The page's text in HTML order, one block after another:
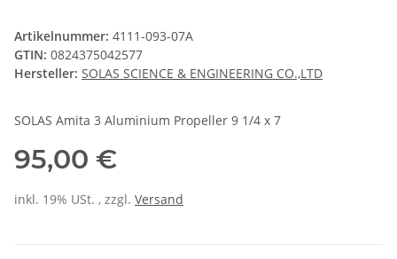
Artikelnummer: 4111-093-07A
GTIN: 0824375042577
Hersteller: SOLAS SCIENCE & ENGINEERING CO.,LTD
SOLAS Amita 3 Aluminium Propeller 9 1/4 x 7
95,00 €
inkl. 19% USt. , zzgl. Versand